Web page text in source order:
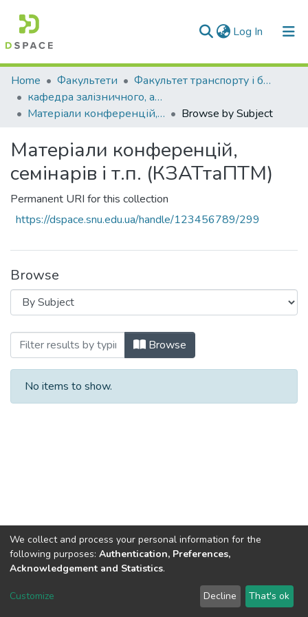
Log In (current)
Communities & Collections
All of DSpace
Home Факультети
Факультет транспорту і будівництва
кафедра залізничного, автомобільного транспорту та підйомно-транспортних машин
Матеріали конференцій, семінарів і т.п. (КЗАТтаПТМ)
Browse by Subject
Матеріали конференцій,
семінарів і т.п. (КЗАТтаПТМ)
Permanent URI for this collection
https://dspace.snu.edu.ua/handle/123456789/299
Browse
Browsing Матеріали конференцій,
Browse
No items to show.
Dspace & Volodymyr Dahl East Ukrainian National University
LYRASIS
Send Feedback
We collect and process your personal information for the
following purposes: Authentication, Preferences,
Acknowledgement and Statistics.
Customize Decline That's ok